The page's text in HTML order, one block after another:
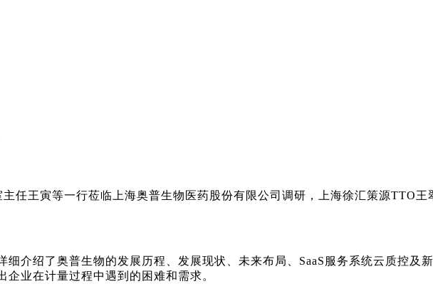
任王寅等一行莅临上海奥普生物医药股份有限公司调研，上海徐汇策源TTO王
介绍了奥普生物的发展历程、发展现状、未来布局、 SaaS服务系统云质控及
业在计量过程中遇到的困难和需求。